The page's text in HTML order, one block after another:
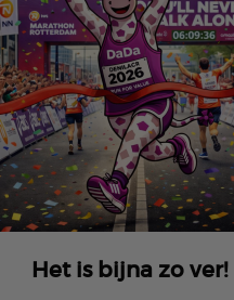
Het is bijna zo ver!